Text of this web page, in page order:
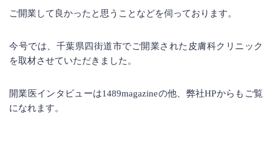
ご開業して良かったと思うことなどを伺っております。
今号では、千葉県四街道市でご開業された皮膚科クリニック
を取材させていただきました。
開業医インタビューは1489magazineの他、 弊社HPからもご覧
になれます。